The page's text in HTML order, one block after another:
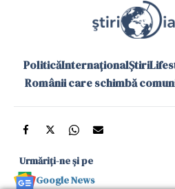
PoliticăInternaționalȘtiri
Românii care schimbă
Urmăriți-ne și pe
Google News